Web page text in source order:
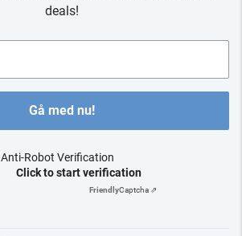
deals!
Gå med nu!
Anti-Robot Verification
Click to start verification
FriendlyCaptcha ⇗